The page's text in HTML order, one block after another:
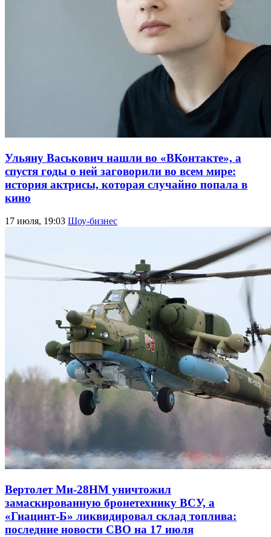
Ульяну Васькович нашли во «ВКонтакте», а
спустя годы о ней заговорили во всем мире:
история актрисы, которая случайно попала в
кино
17 июля, 19:03 Шоу-бизнес
Вертолет Ми-28НМ уничтожил
замаскированную бронетехнику ВСУ, а
«Гиацинт-Б» ликвидировал склад топлива:
последние новости СВО на 17 июля